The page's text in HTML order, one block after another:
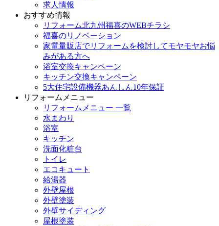
求人情報
おすすめ情報
リフォーム北九州福喜のWEBチラシ
福喜のリノベーション
家電量販店でリフォームを検討してモヤモヤお悩
みがある方へ
浴室交換キャンペーン
キッチン交換キャンペーン
5大住宅設備機器あんしん10年保証
リフォームメニュー
リフォームメニュー 一覧
水まわり
浴室
キッチン
洗面化粧台
トイレ
エコキュート
給湯器
外壁屋根
外壁塗装
外壁サイディング
屋根塗装